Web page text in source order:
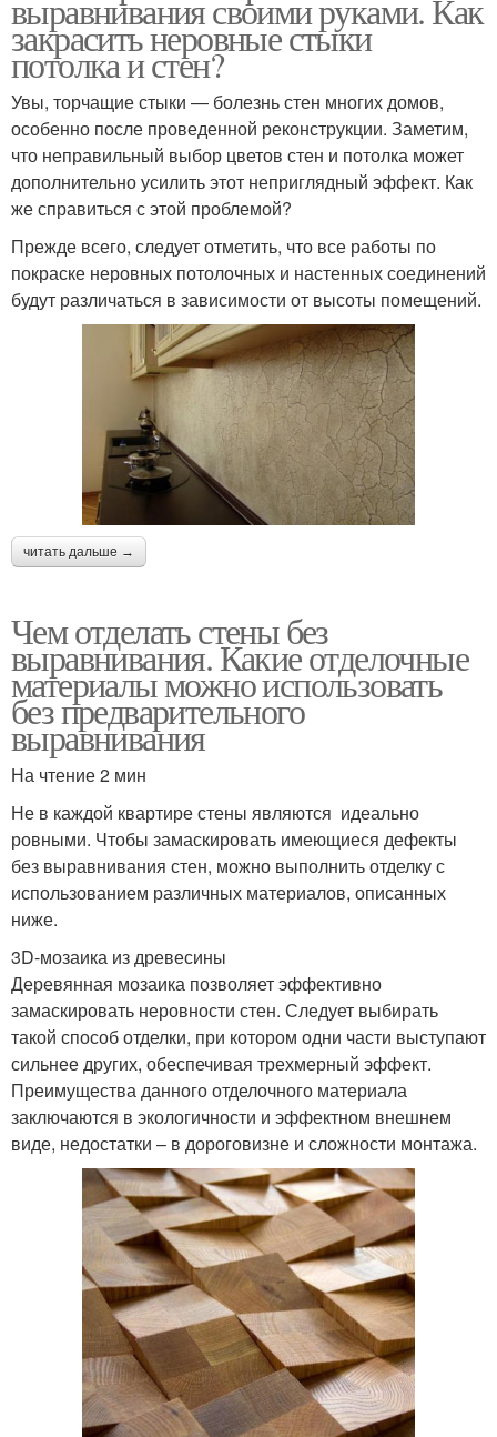
выравнивания своими руками. Как
закрасить неровные стыки
потолка и стен?
Увы, торчащие стыки — болезнь стен многих домов,
особенно после проведенной реконструкции. Заметим,
что неправильный выбор цветов стен и потолка может
дополнительно усилить этот неприглядный эффект. Как
же справиться с этой проблемой?
Прежде всего, следует отметить, что все работы по
покраске неровных потолочных и настенных соединений
будут различаться в зависимости от высоты помещений.
читать дальше →
Чем отделать стены без
выравнивания. Какие отделочные
материалы можно использовать
без предварительного
выравнивания
На чтение 2 мин
Не в каждой квартире стены являются идеально
ровными. Чтобы замаскировать имеющиеся дефекты
без выравнивания стен, можно выполнить отделку с
использованием различных материалов, описанных
ниже.
3D-мозаика из древесины
Деревянная мозаика позволяет эффективно
замаскировать неровности стен. Следует выбирать
такой способ отделки, при котором одни части выступают
сильнее других, обеспечивая трехмерный эффект.
Преимущества данного отделочного материала
заключаются в экологичности и эффектном внешнем
виде, недостатки – в дороговизне и сложности монтажа.